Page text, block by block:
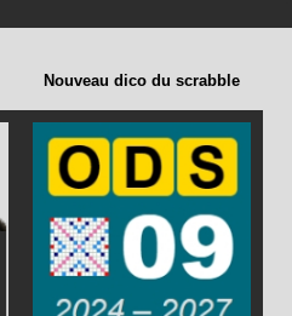
Nouveau dico du scrabble